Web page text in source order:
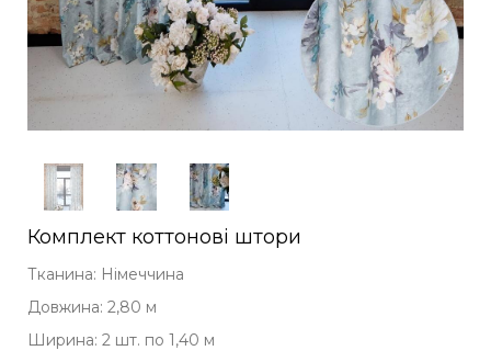
Комплект коттонові штори
Тканина: Німеччина
Довжина: 2,80 м
Ширина: 2 шт. по 1,40 м